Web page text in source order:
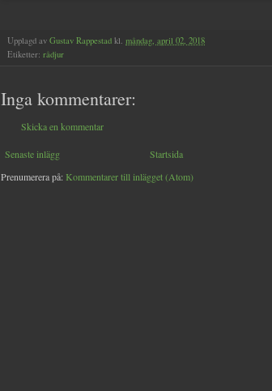
Upplagd av Gustav Rappestad kl. måndag, april 02, 2018
Etiketter: rådjur
Inga kommentarer:
Skicka en kommentar
Senaste inlägg
Startsida
Prenumerera på: Kommentarer till inlägget (Atom)